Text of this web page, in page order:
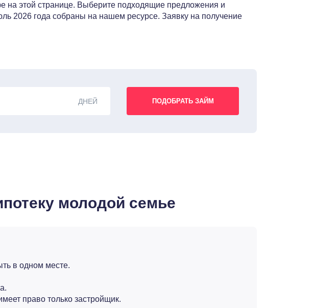
на этой странице. Выберите подходящие предложения и
2026 года собраны на нашем ресурсе. Заявку на получение
ДНЕЙ
молодой семье
в одном месте.
право только застройщик.